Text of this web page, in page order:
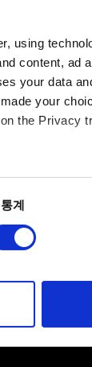
using
content, ad
your data
your
the Privacy
to
(fingerprinting)
in the
예를 들어,
유할 수도 있
통계
어 그래픽 문